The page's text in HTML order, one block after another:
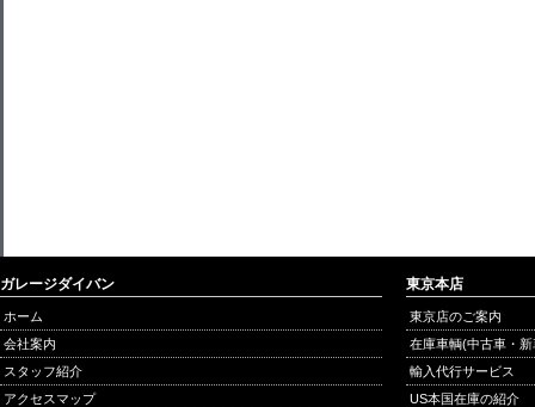
ガレージダイバン
ホーム
会社案内
スタッフ紹介
アクセスマップ
東京本店
東京店のご案内
在庫車輌(中古車・
輸入代行サービス
US本国在庫の紹介